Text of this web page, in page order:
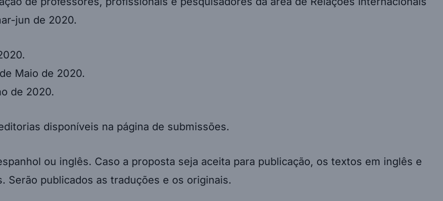
jun de 2020.
Maio de 2020.
de 2020.
disponíveis na página de submissões.
ou inglês. Caso a proposta seja aceita para publicação, os textos em inglês e
Serão publicados as traduções e os originais.